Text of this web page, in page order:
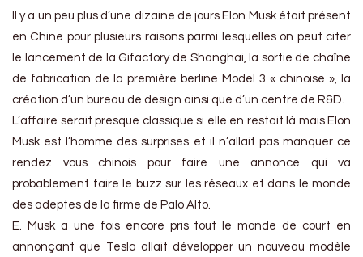
Il y a un peu plus d’une dizaine de jours Elon Musk était présent
en Chine pour plusieurs raisons parmi lesquelles on peut citer
le lancement de la Gifactory de Shanghai, la sortie de chaîne
de fabrication de la première berline Model 3 « chinoise », la
création d’un bureau de design ainsi que d’un centre de R&D.
L’affaire serait presque classique si elle en restait là mais Elon
Musk est l’homme des surprises et il n’allait pas manquer ce
rendez vous chinois pour faire une annonce qui va
probablement faire le buzz sur les réseaux et dans le monde
des adeptes de la firme de Palo Alto.
E. Musk a une fois encore pris tout le monde de court en
annonçant que Tesla allait développer un nouveau modèle